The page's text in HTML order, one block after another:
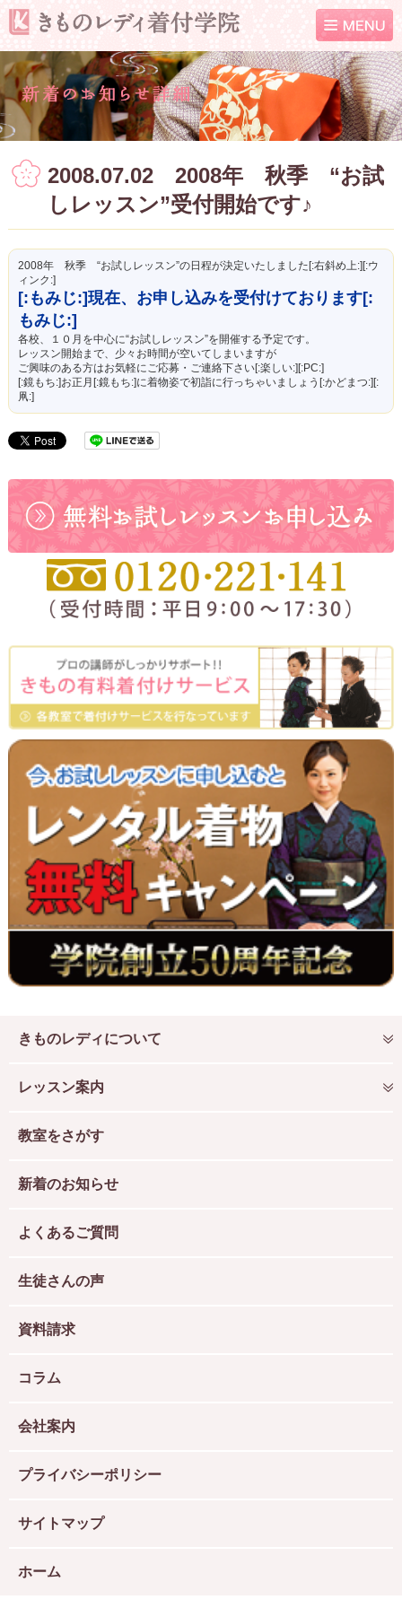
2008.07.02 2008年 秋季 “お試
しレッスン”受付開始です♪
2008年 秋季 “お試しレッスン”の日程が決定いたしました[:右斜め上:][:ウ
ィンク:]
[:もみじ:]現在、お申し込みを受付けております[:
もみじ:]
各校、１０月を中心に“お試しレッスン”を開催する予定です。
レッスン開始まで、少々お時間が空いてしまいますが
ご興味のある方はお気軽にご応募・ご連絡下さい[:楽しい:][:PC:]
[:鏡もち:]お正月[:鏡もち:]に着物姿で初詣に行っちゃいましょう[:かどまつ:][:
凧:]
きものレディについて
レッスン案内
教室をさがす
新着のお知らせ
よくあるご質問
生徒さんの声
資料請求
コラム
会社案内
プライバシーポリシー
サイトマップ
ホーム